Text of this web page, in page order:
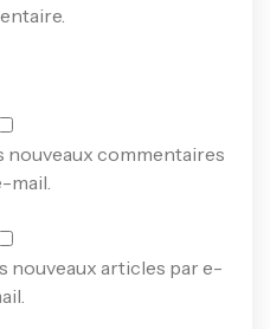
nouveaux commentaires
mail.
nouveaux articles par e-